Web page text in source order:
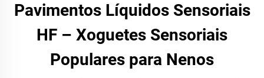
Pavimentos Líquidos Sensoriais
HF – Xoguetes Sensoriais
Populares para Nenos